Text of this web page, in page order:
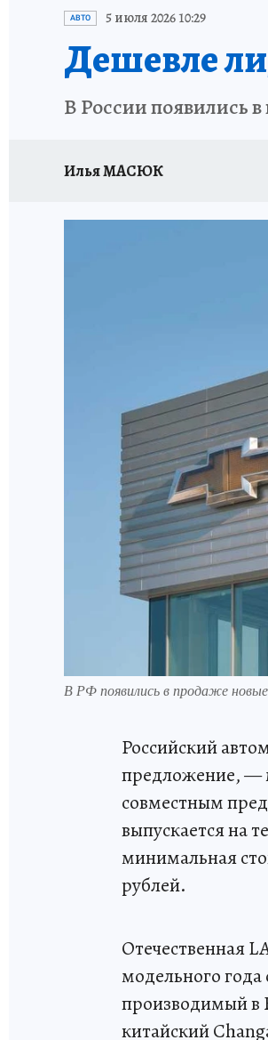
ИСПЫТАНО НА СЕБЕ
АВТО 5 июля 2026 10:29
Дешевле
В России появились
Илья МАСЮК
В РФ появились в продаже
Российский
предложение, —
совместным
выпускается на
минимальная
рублей.
Отечественная
модельного
производимый в
китайский